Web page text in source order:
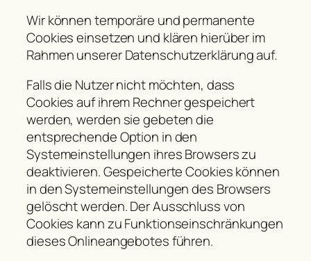
Wir können temporäre und permanente
Cookies einsetzen und klären hierüber im
Rahmen unserer Datenschutzerklärung auf.
Falls die Nutzer nicht möchten, dass
Cookies auf ihrem Rechner gespeichert
werden, werden sie gebeten die
entsprechende Option in den
Systemeinstellungen ihres Browsers zu
deaktivieren. Gespeicherte Cookies können
in den Systemeinstellungen des Browsers
gelöscht werden. Der Ausschluss von
Cookies kann zu Funktionseinschränkungen
dieses Onlineangebotes führen.